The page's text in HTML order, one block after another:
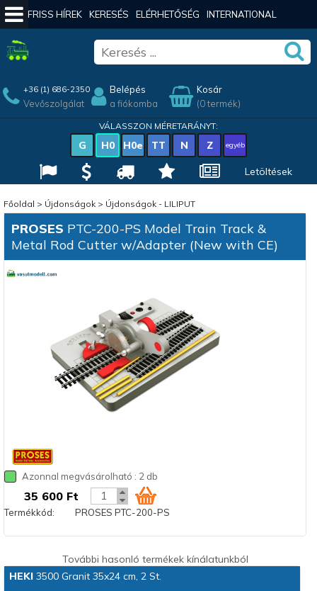
FRISS HÍREK KERESÉS ELÉRHETŐSÉG INTERNATIONAL
+36 (1) 686-2350
Vevőszolgálat
Belépés
a fiókomba
Kosár
(0 termék)
VÁLASSZON MÉRETARÁNYT:
G H0 H0e TT N Z egyéb
Letöltések
Főoldal > Újdonságok> Újdonságok - LILIPUT
PROSES PTC-200-PS Model Train Track &
Metal Rod Cutter w/Adapter (New with CE)
Azonnal megvásárolható : 2 db
35 600 Ft
Termékkód: PROSES PTC-200-PS
További hasonló termékek kínálatunkból
HEKI3500 Granit 35x24 cm, 2 St.